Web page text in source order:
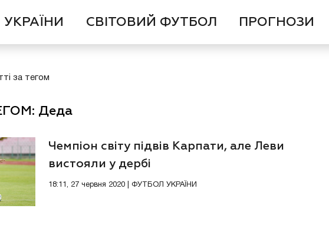
СВІТОВИЙ ФУТБОЛ ПРОГНОЗИ
за тегом
Деда
Чемпіон світу підвів Карпати, але Леви
вистояли у дербі
18:11, 27 червня 2020 | ФУТБОЛ УКРАЇНИ